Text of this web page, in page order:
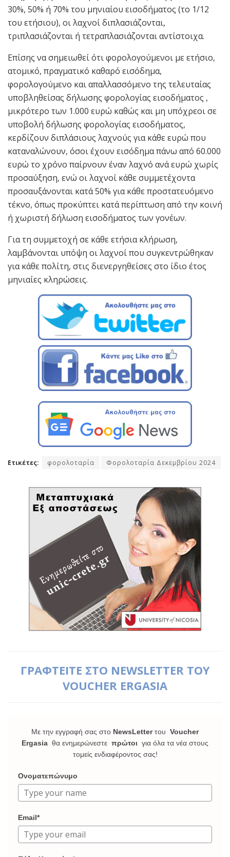
30%, 50% ή 70% του μηνιαίου εισοδήματος (το 1/12
του ετήσιου), οι λαχνοί διπλασιάζονται,
τριπλασιάζονται ή τετραπλασιάζονται αντίστοιχα.
Επίσης να σημειωθεί ότι φορολογούμενοι με ετήσιο,
ατομικό, πραγματικό καθαρό εισόδημα,
φορολογούμενο και απαλλασσόμενο της τελευταίας
υποβληθείσας δήλωσης φορολογίας εισοδήματος ,
μικρότερο των 1.000 ευρώ καθώς και μη υπόχρεοι σε
υποβολή δήλωσης φορολογίας εισοδήματος,
κερδίζουν διπλάσιους λαχνούς για κάθε ευρώ που
καταναλώνουν, όσοι έχουν εισόδημα πάνω από 60.000
ευρώ το χρόνο παίρνουν έναν λαχνό ανά ευρώ χωρίς
προσαύξηση, ενώ οι λαχνοί κάθε συμμετέχοντα
προσαυξάνονται κατά 50% για κάθε προστατευόμενο
τέκνο, όπως προκύπτει κατά περίπτωση από την κοινή
ή χωριστή δήλωση εισοδήματος των γονέων.
Για τη συμμετοχή σε κάθε ετήσια κλήρωση,
λαμβάνονται υπόψη οι λαχνοί που συγκεντρώθηκαν
για κάθε πολίτη, στις διενεργηθείσες στο ίδιο έτος
μηνιαίες κληρώσεις.
Ετικέτες: φορολοταρία Φορολοταρία Δεκεμβρίου 2024
ΓΡΑΦΤΕΙΤΕ ΣΤΟ NEWSLETTER ΤΟΥ
VOUCHER ERGASIA
Με την εγγραφή σας στο NewsLetterτου Voucher
Ergasia θα ενημερώνεστε πρώτοι για όλα τα νέα στους
τομείς ενδιαφέροντος σας!
Ονοματεπώνυμο
Email*